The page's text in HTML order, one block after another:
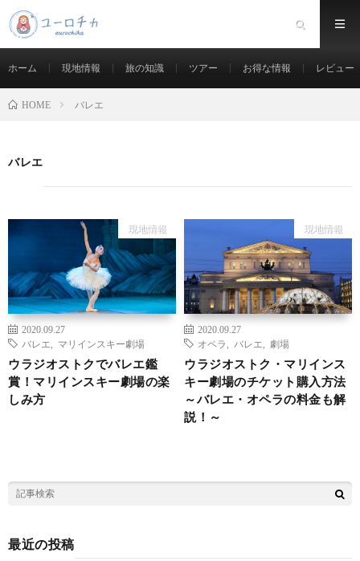
ホーム 現地情報 旅の知識 ツアー お得な情報 レビュー
HOME バレエ
バレエ
現地情報
2020.09.27
バレエ
マリインスキー劇場
ウラジオストクでバレエ鑑
賞！マリインスキー劇場の楽
しみ方
現地情報
2020.09.27
オペラ
バレエ 劇場
ウラジオストク・マリインス
キー劇場のチケット購入方法
～バレエ・オペラの料金も解
説！～
最近の投稿